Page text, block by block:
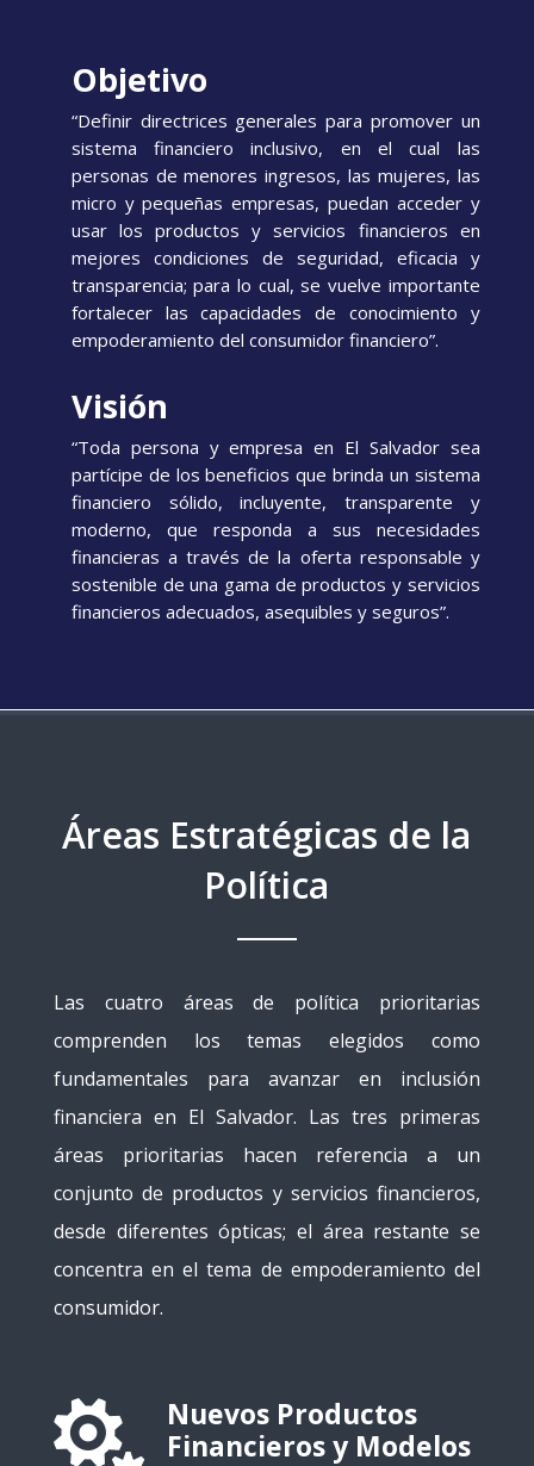
Objetivo
“Definir directrices generales para promover un
sistema financiero inclusivo, en el cual las
personas de menores ingresos, las mujeres, las
micro y pequeñas empresas, puedan acceder y
usar los productos y servicios financieros en
mejores condiciones de seguridad, eficacia y
transparencia; para lo cual, se vuelve importante
fortalecer las capacidades de conocimiento y
empoderamiento del consumidor financiero”.
Visión
“Toda persona y empresa en El Salvador sea
partícipe de los beneficios que brinda un sistema
financiero sólido, incluyente, transparente y
moderno, que responda a sus necesidades
financieras a través de la oferta responsable y
sostenible de una gama de productos y servicios
financieros adecuados, asequibles y seguros”.
Áreas Estratégicas de la
Política
Las cuatro áreas de política prioritarias
comprenden los temas elegidos como
fundamentales para avanzar en inclusión
financiera en El Salvador. Las tres primeras
áreas prioritarias hacen referencia a un
conjunto de productos y servicios financieros,
desde diferentes ópticas; el área restante se
concentra en el tema de empoderamiento del
consumidor.
 Nuevos Productos
Financieros y Modelos